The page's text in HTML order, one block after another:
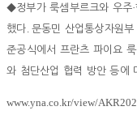
◆정부가 룩셈부르크와 우주·
했다. 문동민 산업통상자원
준공식에서 프란츠 파이요
와 첨단산업 협력 방안 등에
www.yna.co.kr/view/